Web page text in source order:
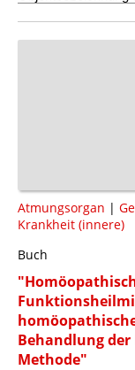
Atmungsorgan |
Krankheit (innere)
Buch
Behandlung
Methode"